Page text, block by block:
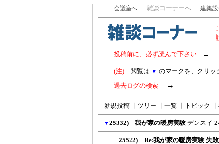
｜ 会議室へ ｜ 雑談コーナーへ ｜ 建築
投稿前に、必ず読んで下さい →
(注) 閲覧は ▼ のマークを、クリッ
過去ログの検索 →
新規投稿 ツリー 一覧 トピック
▼ 25332) 我が家の暖房実験 デンスイ
25522) Re:我が家の暖房実験 失